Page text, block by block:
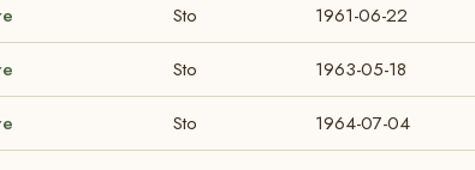
Sto 1961-06-22
Sto 1963-05-18
Sto 1964-07-04